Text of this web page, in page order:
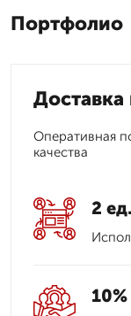
Портфолио
Доставка
Оперативная
качества
2 ед.
10%